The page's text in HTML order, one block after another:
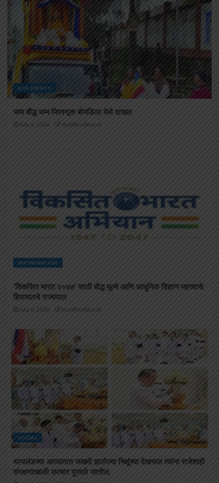
LIVE EVENTS
भव्य बौद्ध धम्म मिरवणूक बोमडिला येथे दाखल
July 6, 2026 buddhistbharat
INFORMATION
‘विकसित भारत २०४७’ साठी बौद्ध मूल्ये आणि आधुनिक विज्ञान महत्त्वाचे:
हिमाचलचे राज्यपाल
July 6, 2026 buddhistbharat
SOCIAL
थायलंडच्या अपघातात जखमी झालेल्या भिक्षूंच्या देखभाल त्यांना राजेशाही
संरक्षणाखाली उपचार पुरवले जातील.